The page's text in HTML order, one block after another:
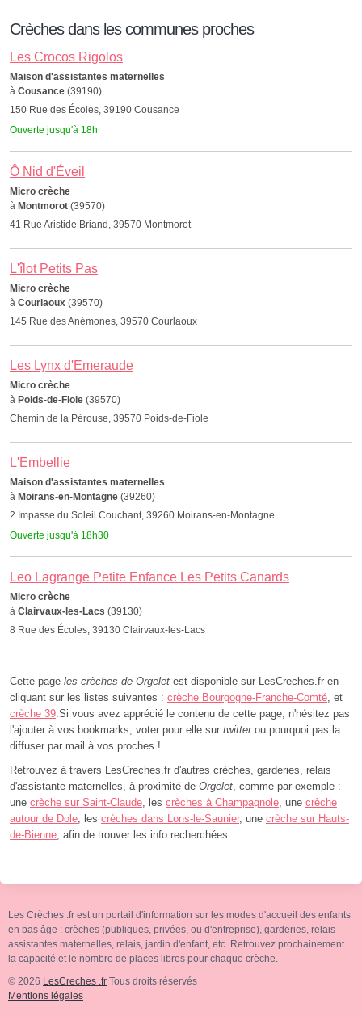
Crèches dans les communes proches
Les Crocos Rigolos
Maison d'assistantes maternelles
à Cousance (39190)
150 Rue des Écoles, 39190 Cousance
Ouverte jusqu'à 18h
Ô Nid d'Éveil
Micro crèche
à Montmorot (39570)
41 Rue Aristide Briand, 39570 Montmorot
L'îlot Petits Pas
Micro crèche
à Courlaoux (39570)
145 Rue des Anémones, 39570 Courlaoux
Les Lynx d'Emeraude
Micro crèche
à Poids-de-Fiole (39570)
Chemin de la Pérouse, 39570 Poids-de-Fiole
L'Embellie
Maison d'assistantes maternelles
à Moirans-en-Montagne (39260)
2 Impasse du Soleil Couchant, 39260 Moirans-en-Montagne
Ouverte jusqu'à 18h30
Leo Lagrange Petite Enfance Les Petits Canards
Micro crèche
à Clairvaux-les-Lacs (39130)
8 Rue des Écoles, 39130 Clairvaux-les-Lacs
Cette page les crèches de Orgelet est disponible sur LesCreches.fr en
cliquant sur les listes suivantes : crèche Bourgogne-Franche-Comté, et
crèche 39.Si vous avez apprécié le contenu de cette page, n'hésitez pas
l'ajouter à vos bookmarks, voter pour elle sur twitterou pourquoi pas la
diffuser par mail à vos proches !
Retrouvez à travers LesCreches.fr d'autres crèches, garderies, relais
d'assistante maternelles, à proximité de Orgelet, comme par exemple :
une crèche sur Saint-Claude, les crèches à Champagnole, une crèche
autour de Dole, les crèches dans Lons-le-Saunier, une crèche sur Hauts-
de-Bienne, afin de trouver les info recherchées.
Les Crèches .fr est un portail d'information sur les modes d'accueil des enfants
en bas âge : crèches (publiques, privées, ou d'entreprise), garderies, relais
assistantes maternelles, relais, jardin d'enfant, etc. Retrouvez prochainement
la capacité et le nombre de places libres pour chaque crèche.
© 2026 LesCreches .fr Tous droits réservés
Mentions légales